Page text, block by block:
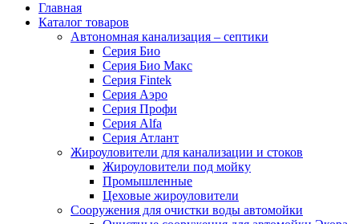
Главная
Каталог товаров
Автономная канализация – септики
Серия Био
Серия Био Макс
Серия Fintek
Серия Аэро
Серия Профи
Серия Alfa
Серия Атлант
Жироуловители для канализации и стоков
Жироуловители под мойку
Промышленные
Цеховые жироуловители
Сооружения для очистки воды автомойки